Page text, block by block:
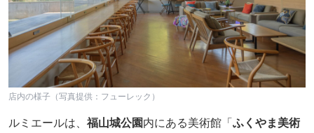
店内の様子（写真提供：フューレック）
ルミエールは、 福山城公園内にある美術館「 ふくやま美術